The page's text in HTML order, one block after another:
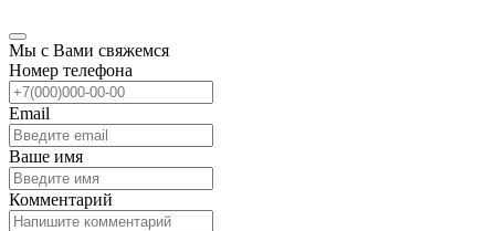
Мы с Вами свяжемся
Номер телефона
Email
Ваше имя
Комментарий